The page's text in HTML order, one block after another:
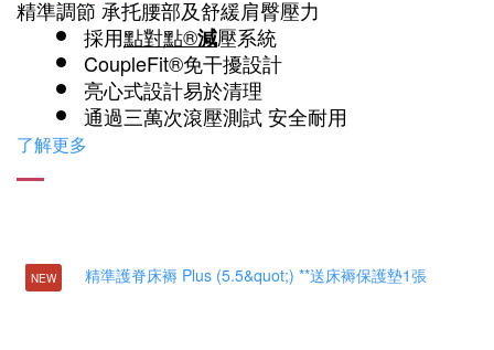
精準調節 承托腰部及舒緩肩臀壓力
採用點對點®減壓系統
CoupleFit®免干擾設計
亮心式設計易於清理
通過三萬次滾壓測試 安全耐用
​了解更多
NEW